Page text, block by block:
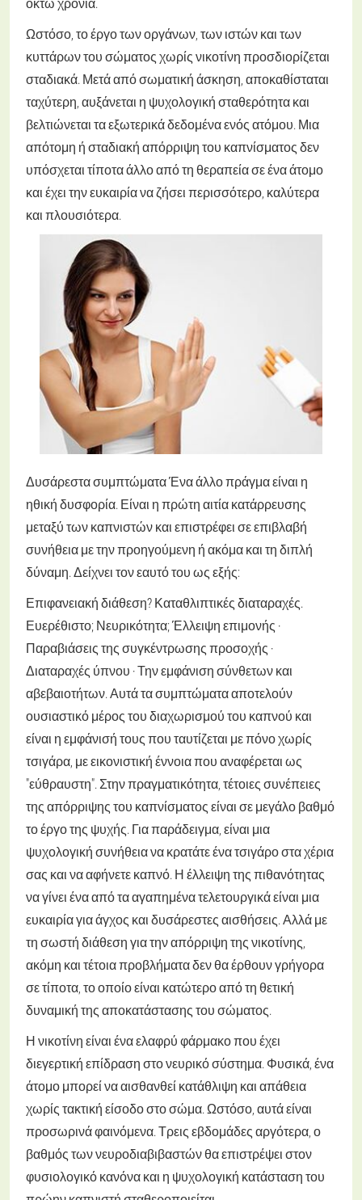
Ωστόσο, το έργο των οργάνων, των ιστών και των
κυττάρων του σώματος χωρίς νικοτίνη προσδιορίζεται
σταδιακά. Μετά από σωματική άσκηση, αποκαθίσταται
ταχύτερη, αυξάνεται η ψυχολογική σταθερότητα και
βελτιώνεται τα εξωτερικά δεδομένα ενός ατόμου. Μια
απότομη ή σταδιακή απόρριψη του καπνίσματος δεν
υπόσχεται τίποτα άλλο από τη θεραπεία σε ένα άτομο
και έχει την ευκαιρία να ζήσει περισσότερο, καλύτερα
και πλουσιότερα.
Δυσάρεστα συμπτώματαΈνα άλλο πράγμα είναι η
ηθική δυσφορία. Είναι η πρώτη αιτία κατάρρευσης
μεταξύ των καπνιστών και επιστρέφει σε επιβλαβή
συνήθεια με την προηγούμενη ή ακόμα και τη διπλή
δύναμη. Δείχνει τον εαυτό του ως εξής:
Επιφανειακή διάθεση?Καταθλιπτικές διαταραχές.
Ευερέθιστο;Νευρικότητα;Έλλειψη επιμονής ·
Παραβιάσεις της συγκέντρωσης προσοχής ·
Διαταραχές ύπνου ·Την εμφάνιση σύνθετων και
αβεβαιοτήτων.Αυτά τα συμπτώματα αποτελούν
ουσιαστικό μέρος του διαχωρισμού του καπνού και
είναι η εμφάνισή τους που ταυτίζεται με πόνο χωρίς
τσιγάρα, με εικονιστική έννοια που αναφέρεται ως
"εύθραυστη". Στην πραγματικότητα, τέτοιες συνέπειες
της απόρριψης του καπνίσματος είναι σε μεγάλο βαθμό
το έργο της ψυχής. Για παράδειγμα, είναι μια
ψυχολογική συνήθεια να κρατάτε ένα τσιγάρο στα χέρια
σας και να αφήνετε καπνό. Η έλλειψη της πιθανότητας
να γίνει ένα από τα αγαπημένα τελετουργικά είναι μια
ευκαιρία για άγχος και δυσάρεστες αισθήσεις. Αλλά με
τη σωστή διάθεση για την απόρριψη της νικοτίνης,
ακόμη και τέτοια προβλήματα δεν θα έρθουν γρήγορα
σε τίποτα, το οποίο είναι κατώτερο από τη θετική
δυναμική της αποκατάστασης του σώματος.
Η νικοτίνη είναι ένα ελαφρύ φάρμακο που έχει
διεγερτική επίδραση στο νευρικό σύστημα. Φυσικά, ένα
άτομο μπορεί να αισθανθεί κατάθλιψη και απάθεια
χωρίς τακτική είσοδο στο σώμα. Ωστόσο, αυτά είναι
προσωρινά φαινόμενα. Τρεις εβδομάδες αργότερα, ο
βαθμός των νευροδιαβιβαστών θα επιστρέψει στον
φυσιολογικό κανόνα και η ψυχολογική κατάσταση του